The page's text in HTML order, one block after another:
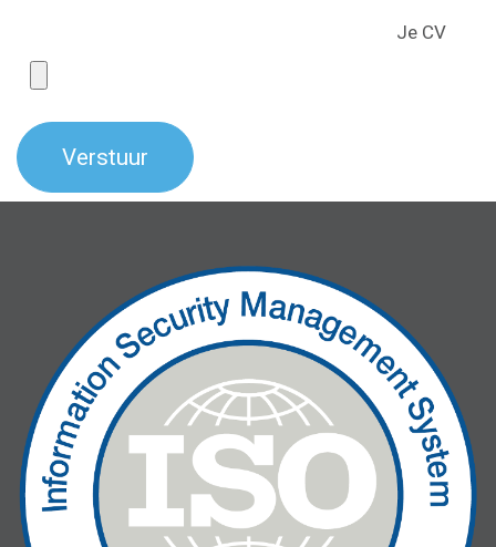
Je CV
Verstuur